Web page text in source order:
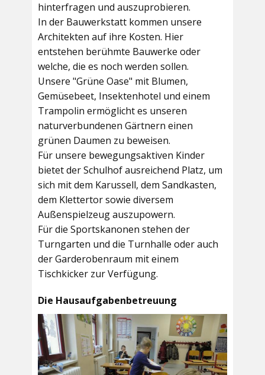
hinterfragen und auszuprobieren.
In der Bauwerkstatt kommen unsere
Architekten auf ihre Kosten. Hier
entstehen berühmte Bauwerke oder
welche, die es noch werden sollen.
Unsere "Grüne Oase" mit Blumen,
Gemüsebeet, Insektenhotel und einem
Trampolin ermöglicht es unseren
naturverbundenen Gärtnern einen
grünen Daumen zu beweisen.
Für unsere bewegungsaktiven Kinder
bietet derSchulhofausreichend Platz, um
sich mit dem Karussell, dem Sandkasten,
dem Klettertor sowie diversem
Außenspielzeug auszupowern.
Für die Sportskanonen stehen der
Turngarten und die Turnhalle oder auch
derGarderobenraum mit einem
Tischkicker zur Verfügung.
Die Hausaufgabenbetreuung